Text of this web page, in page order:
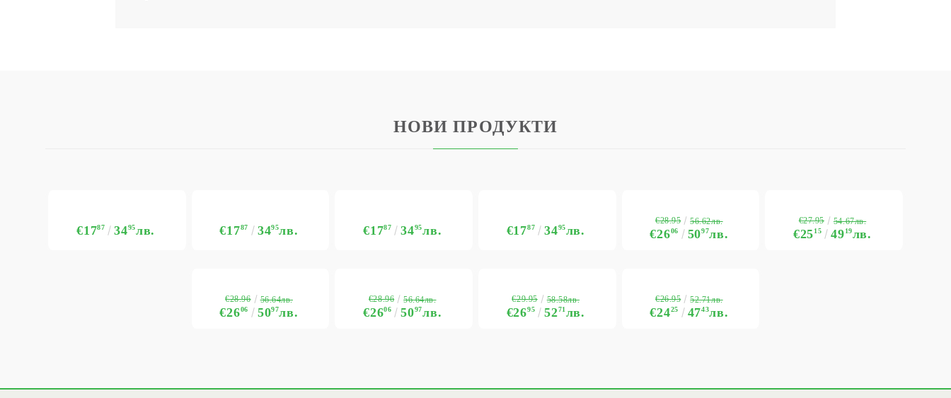
НОВИ ПРОДУКТИ
€1787 3495лв. €1787 3495лв. €1787 3495лв. €1787 3495лв. €2606 5097лв.
€28.95 56.62лв.
€2515 4919лв.
€27.95 54.67лв.
€2606 5097лв.
€28.96 56.64лв.
€2606 5097лв.
€28.96 56.64лв.
€2695 5271лв.
€29.95 58.58лв.
€2425 4743лв.
€26.95 52.71лв.